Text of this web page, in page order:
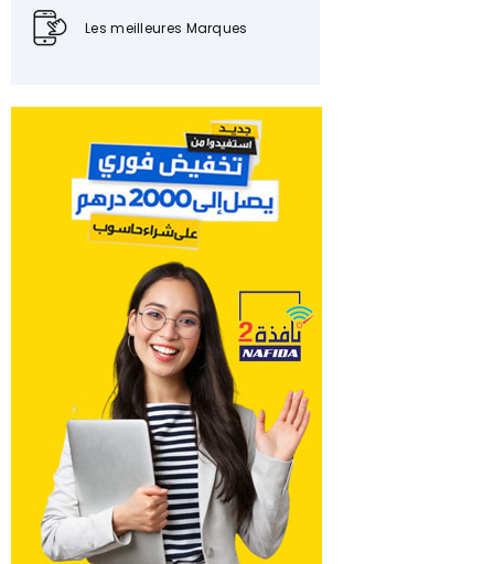
Les meilleures Marques